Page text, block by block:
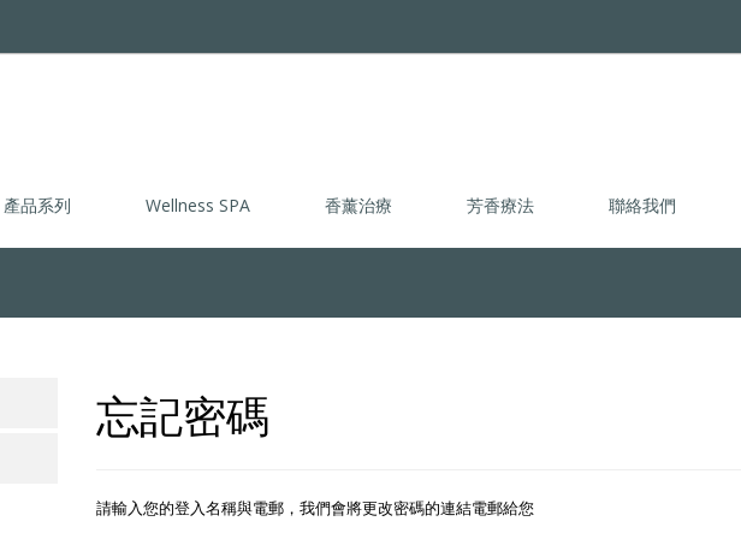
產品系列 Wellness SPA 香薰治療 芳香療法 聯絡我們
忘記密碼
請輸入您的登入名稱與電郵，我們會將更改密碼的連結電郵給您